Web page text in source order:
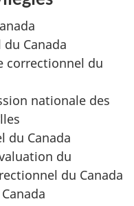
Canada
correctionnel du
nationale des
du Canada
du
du Canada